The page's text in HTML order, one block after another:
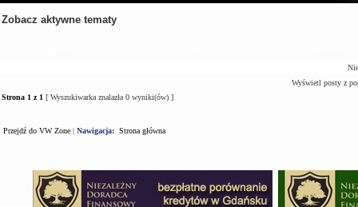
Zobacz aktywne tematy
Wyświetl posty z
Strona 1 z 1 [ Wyszukiwarka znalazła 0 wyniki(ów) ]
Przejdź do VW Zone | Nawigacja: Strona główna